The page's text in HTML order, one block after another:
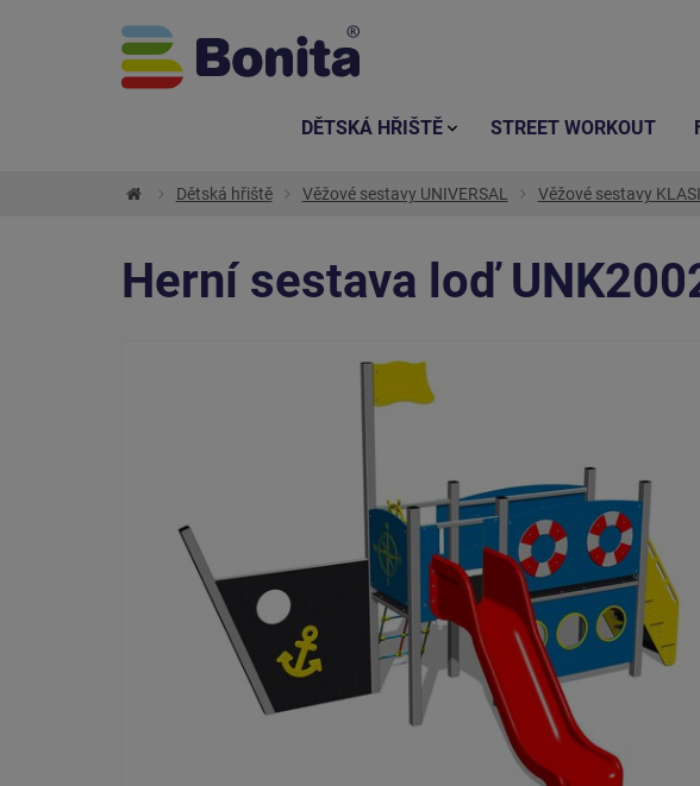
Dětská hřiště Věžové sestavy UNIVERSAL Věžové sestavy
Herní sestava loď
DĚTSKÁ HŘIŠTĚ STREET WORKOUT